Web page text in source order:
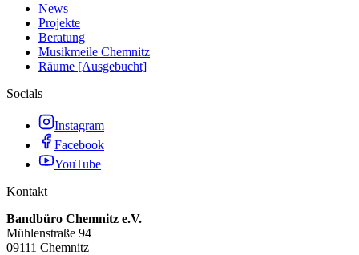
News
Projekte
Beratung
Musikmeile Chemnitz
Räume [Ausgebucht]
Socials
Instagram
Facebook
YouTube
Kontakt
Bandbüro Chemnitz e.V.
Mühlenstraße 94
09111 Chemnitz